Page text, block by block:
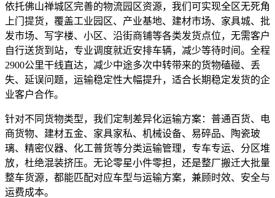
依托佛山禅城区完善的物流园区资源，我们可实现全区无死角
上门提货，覆盖工业园区、产业基地、建材市场、家具城、批
发市场、写字楼、小区、沿街商铺等各类发货点位，无需客户
自行送货到站，专业调度就近安排车辆，减少等待时间。全程
2900公里干线直达，减少中途多次中转带来的货物磕碰、丢
失、延误问题，运输稳定性大幅提升，适合长期稳定发货的企
业客户合作。
针对不同货物类型，我们定制差异化运输方案：普通百货、电
商货物、建材五金、家具家私、机械设备、易碎品、陶瓷玻
璃、精密仪器、化工普货等分类运输管理，专车专运、分区堆
放，杜绝混装挤压。无论零星小件零担，还是整厂搬迁大批量
整车货源，都能匹配对应车型与运输方案，兼顾时效、安全与
运费成本。